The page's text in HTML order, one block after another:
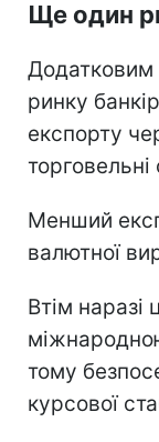
Ще один
Додатковим
ринку
експорту
торговельні
Менший
валютної
Втім наразі
тому
курсової